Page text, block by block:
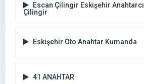
Escan Çilingir Eskişehir Anahtarcı
Çilingir
Eskişehir Oto Anahtar Kumanda
41 ANAHTAR